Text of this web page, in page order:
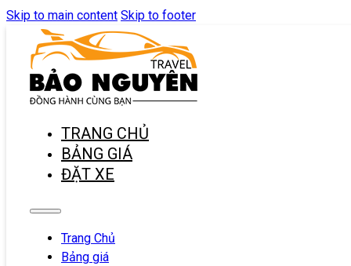
Skip to main content Skip to footer
TRANG CHỦ
BẢNG GIÁ
ĐẶT XE
Trang Chủ
Bảng giá